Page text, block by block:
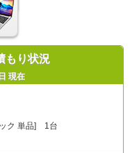
もり状況
現在